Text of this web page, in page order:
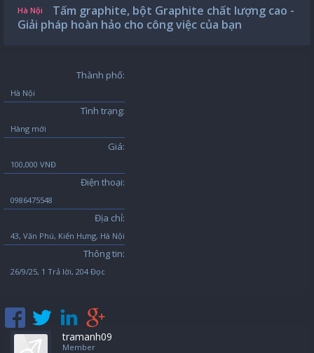
Hà Nội
Tấm graphite, bột Graphite chất lượng cao -
Giải pháp hoàn hảo cho công việc của bạn
Thành phố:
Hà Nội
Tình trạng:
Hàng mới
Giá:
100,000 VNĐ
Điện thoại:
0986475548
Địa chỉ:
43, Văn Phú, Kiến Hưng, Hà Nội
Thông tin:
26/9/25, 1 Trả lời, 204 Đọc
tramanh09
Member